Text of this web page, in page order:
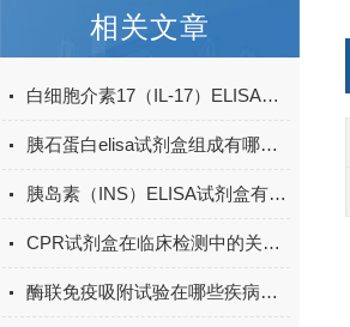
相关文章
白细胞介素17（IL-17）ELISA试剂盒的特点及优势
胰石蛋白elisa试剂盒组成有哪些？
胰岛素（INS）ELISA试剂盒有哪些应用领域？
CPR试剂盒在临床检测中的关键作用
酶联免疫吸附试验在哪些疾病诊断中具有重要的应用价值？